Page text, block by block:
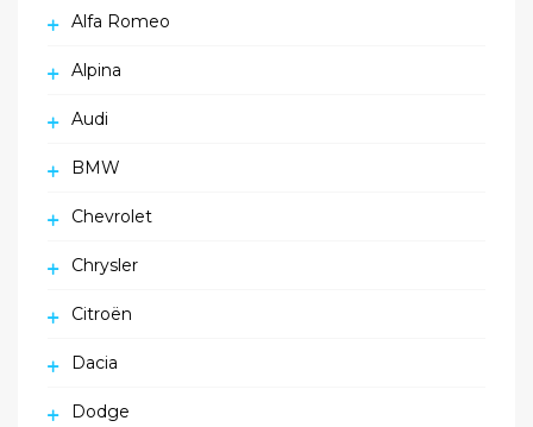
Alfa Romeo
Alpina
Audi
BMW
Chevrolet
Chrysler
Citroën
Dacia
Dodge